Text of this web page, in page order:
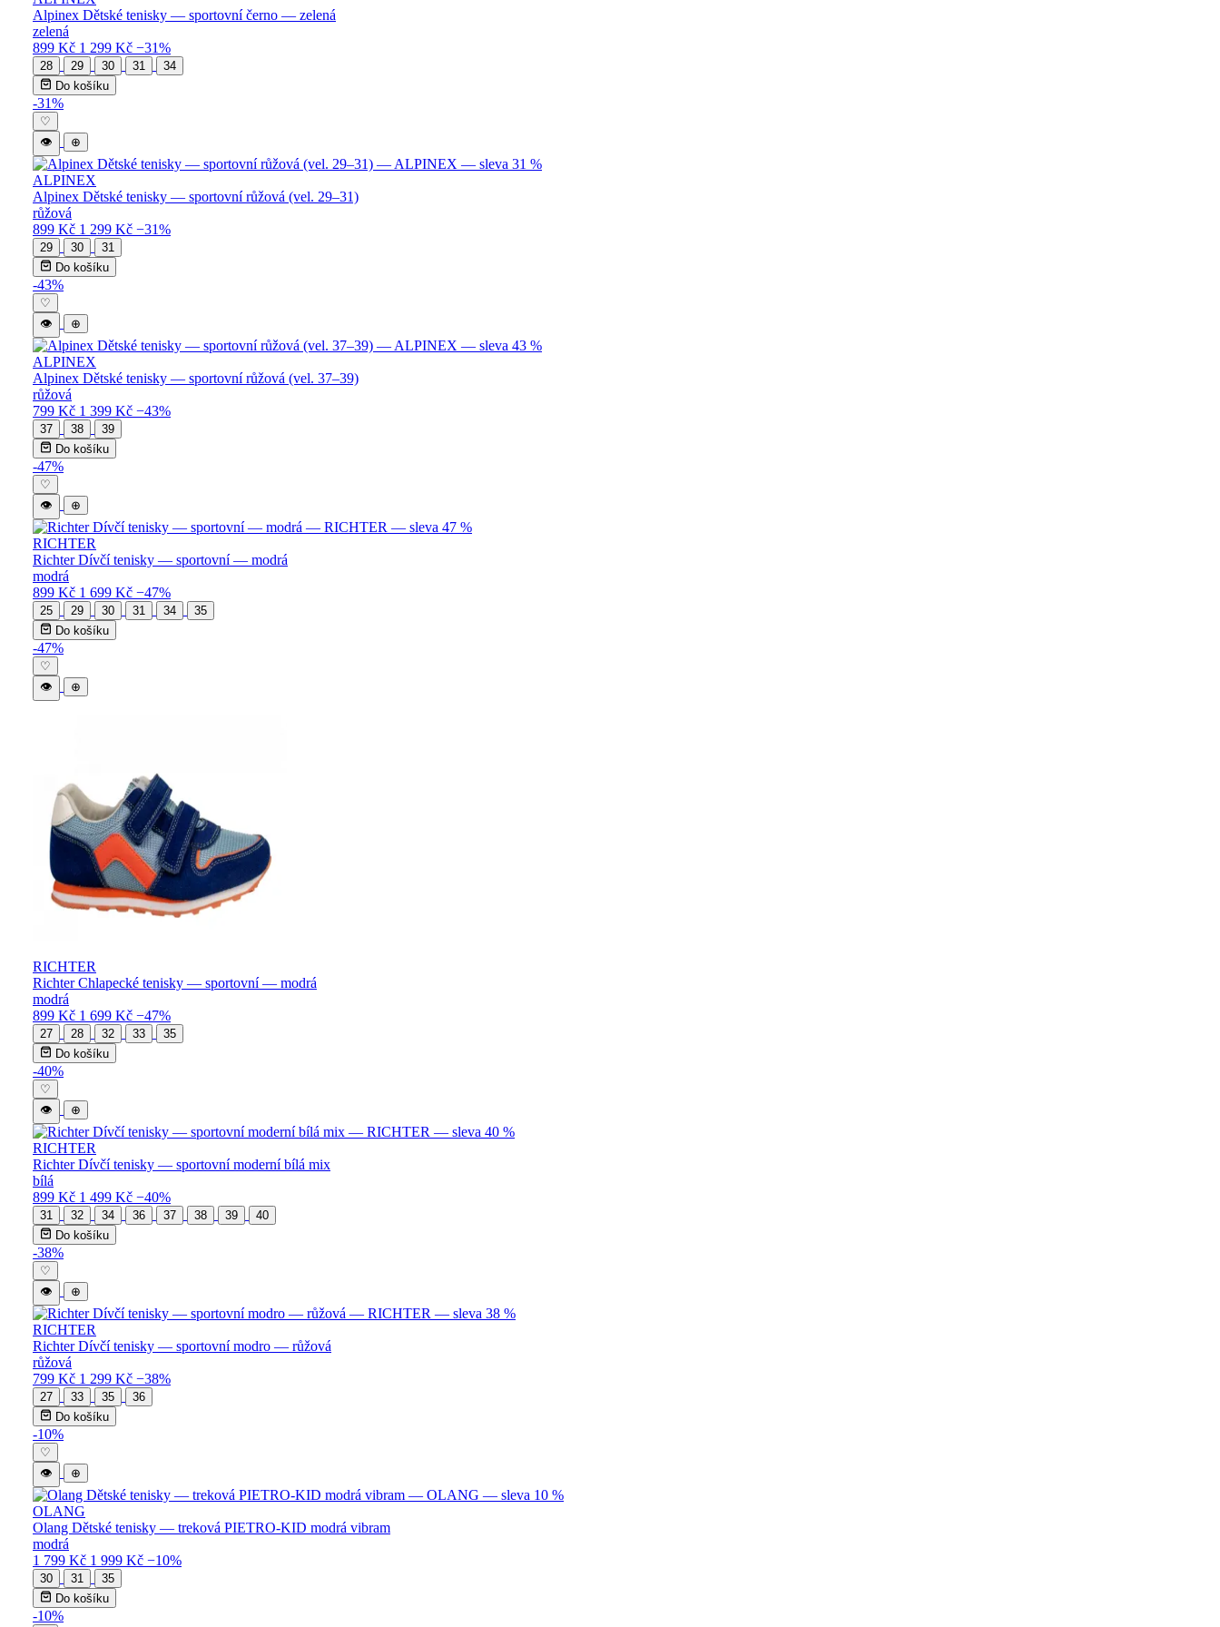
Alpinex Dětské tenisky — sportovní černo — zelená
zelená
899 Kč 1 299 Kč −31%
28 29 30 31
34
Do košíku
-31%
♡
👁
⊕
ALPINEX
Alpinex Dětské tenisky — sportovní růžová (vel. 29–31)
růžová
899 Kč 1 299 Kč −31%
29 30
31
Do košíku
-43%
♡
👁
⊕
ALPINEX
Alpinex Dětské tenisky — sportovní růžová (vel. 37–39)
růžová
799 Kč 1 399 Kč −43%
37 38
39
Do košíku
-47%
♡
👁
⊕
RICHTER
Richter Dívčí tenisky — sportovní — modrá
modrá
899 Kč 1 699 Kč −47%
25 29 30 31 34
35
Do košíku
-47%
♡
👁
⊕
RICHTER
Richter Chlapecké tenisky — sportovní — modrá
modrá
899 Kč 1 699 Kč −47%
27 28 32 33
35
Do košíku
-40%
♡
👁
⊕
RICHTER
Richter Dívčí tenisky — sportovní moderní bílá mix
bílá
899 Kč 1 499 Kč −40%
31 32 34 36 37 38 39
40
Do košíku
-38%
♡
👁
⊕
RICHTER
Richter Dívčí tenisky — sportovní modro — růžová
růžová
799 Kč 1 299 Kč −38%
27 33 35
36
Do košíku
-10%
♡
👁
⊕
OLANG
Olang Dětské tenisky — treková PIETRO-KID modrá vibram
modrá
1 799 Kč 1 999 Kč −10%
30 31
35
Do košíku
-10%